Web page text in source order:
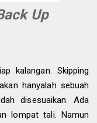
Up
kalangan. Skipping
hanyalah sebuah
disesuaikan. Ada
lompat tali. Namun